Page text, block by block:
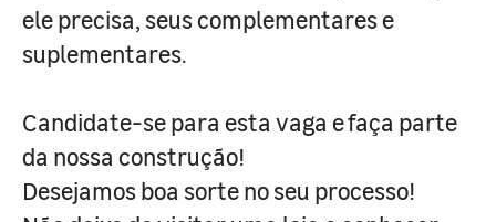
ele precisa, seus complementares e
suplementares.
Candidate-se para esta vaga e faça parte
da nossa construção!
Desejamos boa sorte no seu processo!